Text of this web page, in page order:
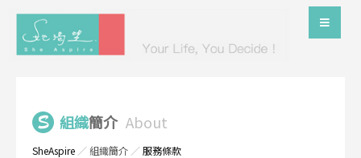
組織簡介 About
SheAspire ／組織簡介 ／服務條款